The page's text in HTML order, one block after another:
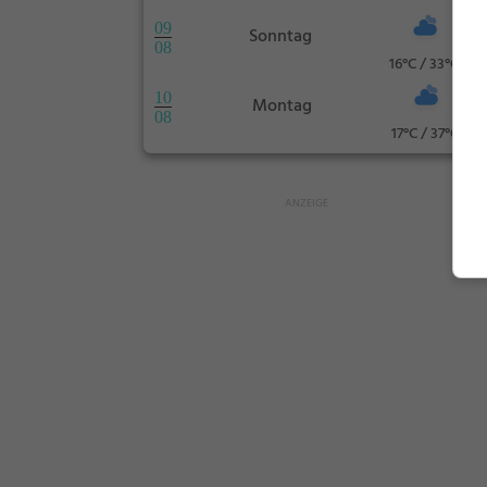
09
08
Sonntag
16°C / 33°C
10
08
Montag
17°C / 37°C